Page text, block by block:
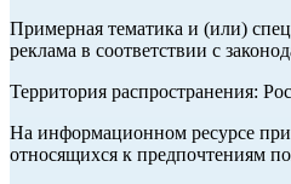
Примерная тематика и (или)
реклама в соответствии с
Территория распространения:
На информационном ресурсе
относящихся к предпочтениям